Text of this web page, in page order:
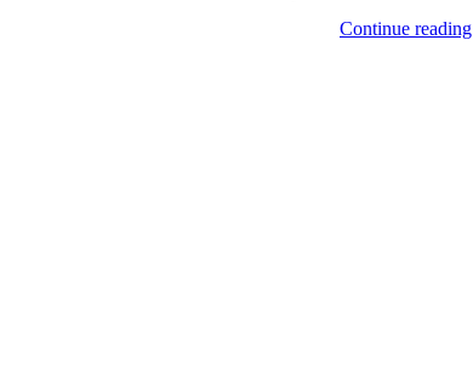
Continue reading